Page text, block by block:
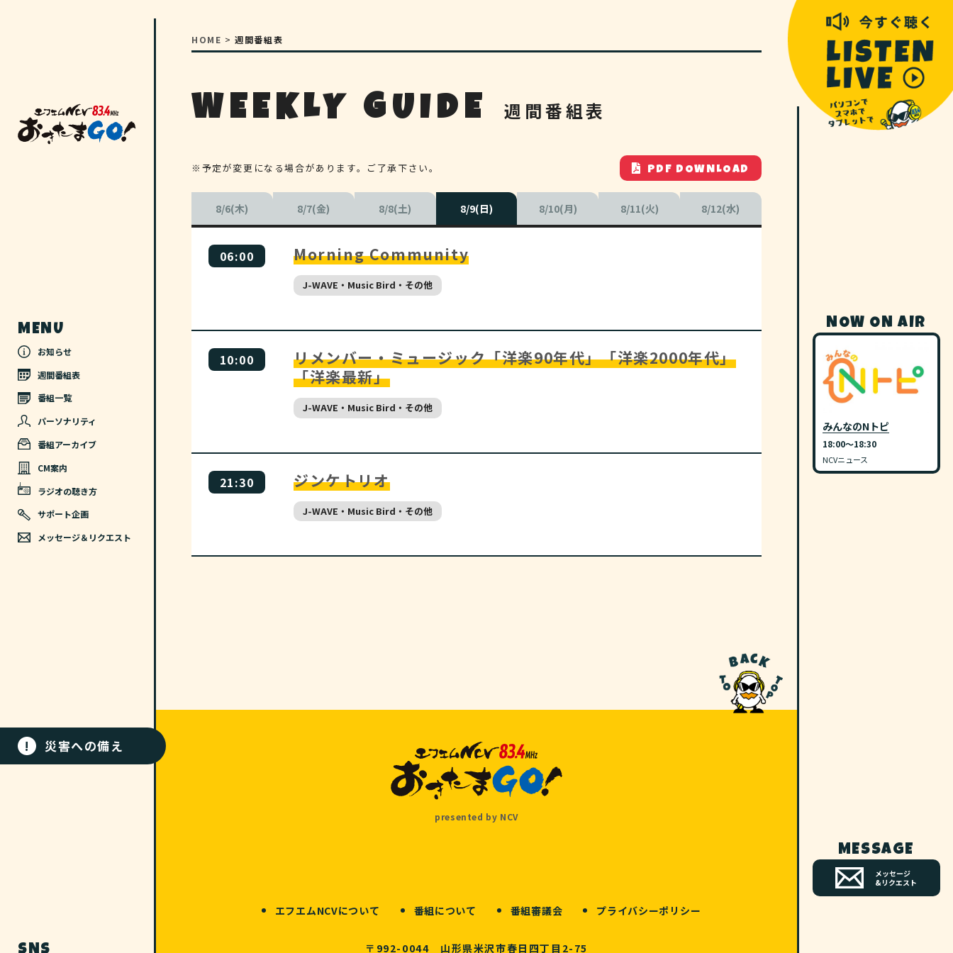
MENU
お知らせ
週間番組表
番組一覧
パーソナリティ
番組アーカイブ
CM案内
ラジオの聴き方
サポート企画
メッセージ＆リクエスト
! 災害への備え
NOW ON AIR
みんなのNトピ
18:00〜18:30
NCVニュース
MESSAGE
メッセージ
&リクエスト
HOME >週間番組表
WEEKLY GUIDE 週間番組表
※予定が変更になる場合があります。ご了承下さい。 PDF DOWNLOAD
8/6(木) 8/7(金) 8/8(土) 8/9(日) 8/10(月) 8/11(火) 8/12(水)
06:00 Morning Community
J-WAVE・Music Bird・その他
10:00
リメンバー・ミュージック「洋楽90年代」「洋楽2000年代」
「洋楽最新」
J-WAVE・Music Bird・その他
21:30 ジンケトリオ
J-WAVE・Music Bird・その他
presented by NCV
エフエムNCVについて 番組について 番組審議会 プライバシーポリシー
〒992-0044 山形県米沢市春日四丁目2-75